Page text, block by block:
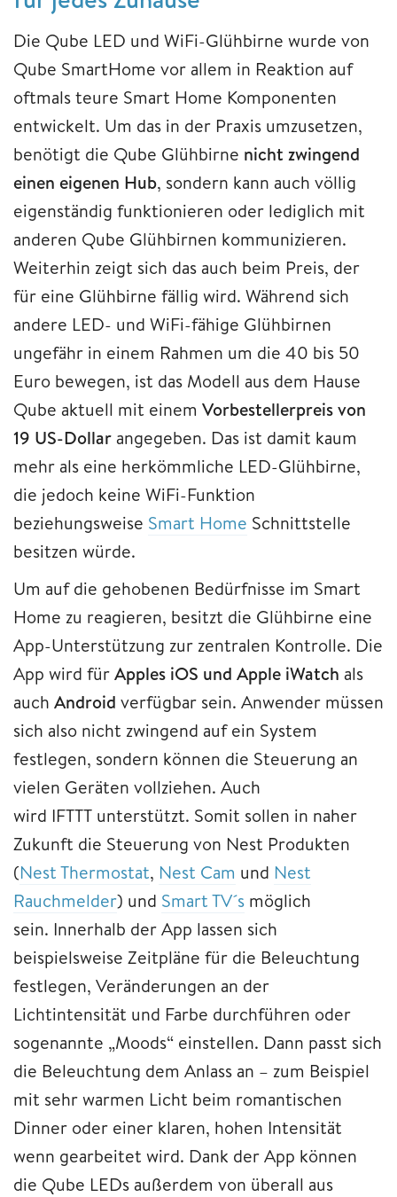
Die Qube LED und WiFi-Glühbirne wurde von
Qube SmartHome vor allem in Reaktion auf
oftmals teure Smart Home Komponenten
entwickelt. Um das in der Praxis umzusetzen,
benötigt die Qube Glühbirne nicht zwingend
einen eigenen Hub, sondern kann auch völlig
eigenständig funktionieren oder lediglich mit
anderen Qube Glühbirnen kommunizieren.
Weiterhin zeigt sich das auch beim Preis, der
für eine Glühbirne fällig wird. Während sich
andere LED- und WiFi-fähige Glühbirnen
ungefähr in einem Rahmen um die 40 bis 50
Euro bewegen, ist das Modell aus dem Hause
Qube aktuell mit einem Vorbestellerpreis von
19 US-Dollar angegeben. Das ist damit kaum
mehr als eine herkömmliche LED-Glühbirne,
die jedoch keine WiFi-Funktion
beziehungsweise Smart Home Schnittstelle
besitzen würde.
Um auf die gehobenen Bedürfnisse im Smart
Home zu reagieren, besitzt die Glühbirne eine
App-Unterstützung zur zentralen Kontrolle. Die
App wird fürApples iOS und Apple iWatch als
auch Android verfügbar sein. Anwender müssen
sich also nicht zwingend auf ein System
festlegen, sondern können die Steuerung an
vielen Geräten vollziehen. Auch
wird IFTTT unterstützt. Somit sollen in naher
Zukunft die Steuerung von Nest Produkten
(Nest Thermostat, Nest Cam und Nest
Rauchmelder) und Smart TV´s möglich
sein. Innerhalb der App lassen sich
beispielsweise Zeitpläne für die Beleuchtung
festlegen, Veränderungen an der
Lichtintensität und Farbe durchführen oder
sogenannte „Moods“ einstellen. Dann passt sich
die Beleuchtung dem Anlass an – zum Beispiel
mit sehr warmen Licht beim romantischen
Dinner oder einer klaren, hohen Intensität
wenn gearbeitet wird. Dank der App können
die Qube LEDs außerdem von überall aus